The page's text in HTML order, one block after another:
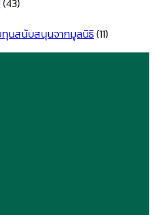
จำนวน
50,000
ประติมากรรม
และ
(43)
ทุนสนับสนุนจากมูลนิธิ(11)